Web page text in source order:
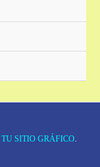
TU SITIO GRÁFICO.